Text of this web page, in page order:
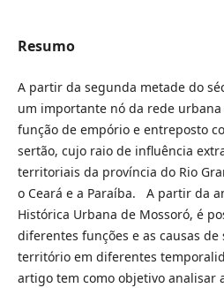
Resumo
A partir da segunda metade do
um importante nó da rede
função de empório e entreposto
sertão, cujo raio de influência
territoriais da província do Rio
o Ceará e a Paraíba. A partir da
Histórica Urbana de Mossoró, é
diferentes funções e as causas
território em diferentes
artigo tem como objetivo analisar